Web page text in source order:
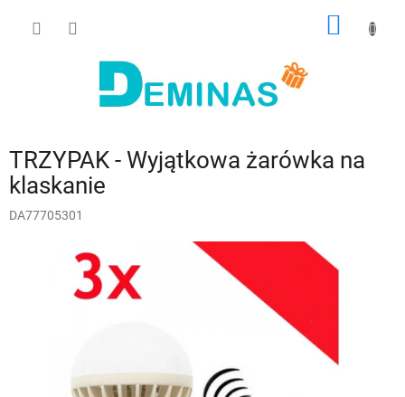
TRZYPAK - Wyjątkowa żarówka na
klaskanie
DA77705301